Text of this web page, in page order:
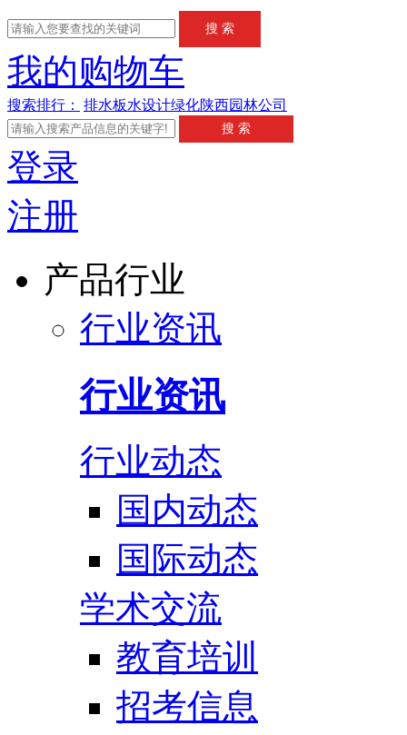
我的购物车
搜索排行： 排水板水设计绿化陕西园林公司
登录
注册
产品行业
行业资讯
行业资讯
行业动态
国内动态
国际动态
学术交流
教育培训
招考信息